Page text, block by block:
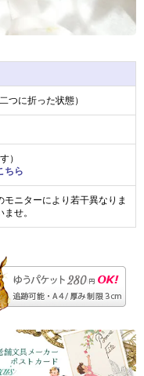
つに折った状態）
）
ちら
ニターにより若干異なりま
せ。